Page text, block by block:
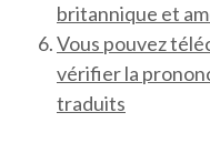
britannique et
Vous pouvez
vérifier la
traduits